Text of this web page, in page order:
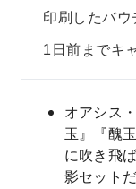
印刷したバ
1日前までキ
オアシス
玉』『醜
に吹き飛
影セット